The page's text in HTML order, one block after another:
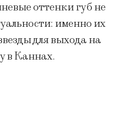
оттенки губ не
именно их
для выхода на
в Каннах.